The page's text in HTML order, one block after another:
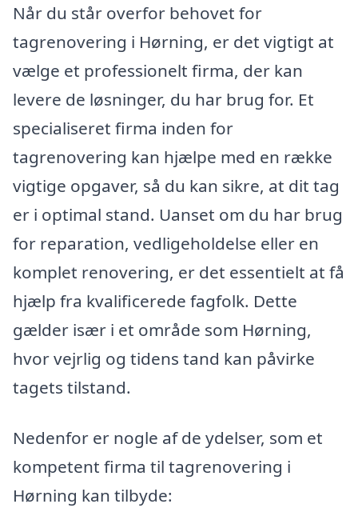
Når du står overfor behovet for
tagrenovering i Hørning, er det vigtigt at
vælge et professionelt firma, der kan
levere de løsninger, du har brug for. Et
specialiseret firma inden for
tagrenovering kan hjælpe med en række
vigtige opgaver, så du kan sikre, at dit tag
er i optimal stand. Uanset om du har brug
for reparation, vedligeholdelse eller en
komplet renovering, er det essentielt at få
hjælp fra kvalificerede fagfolk. Dette
gælder især i et område som Hørning,
hvor vejrlig og tidens tand kan påvirke
tagets tilstand.
Nedenfor er nogle af de ydelser, som et
kompetent firma til tagrenovering i
Hørning kan tilbyde: